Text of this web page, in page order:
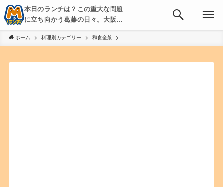
本日のランチは？この重大な問題
に立ち向かう葛藤の日々。大阪・
京都・神戸を中心とした食べ歩
き、飲み歩きを綴る。
ホーム 料理別カテゴリー 和食全般